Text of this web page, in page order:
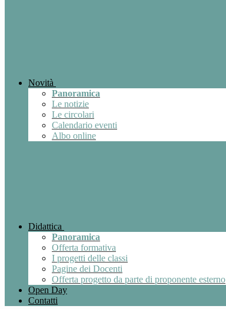
Novità
Panoramica
Le notizie
Le circolari
Calendario eventi
Albo online
Didattica
Panoramica
Offerta formativa
I progetti delle classi
Pagine dei Docenti
Offerta progetto da parte di proponente esterno
Open Day
Contatti